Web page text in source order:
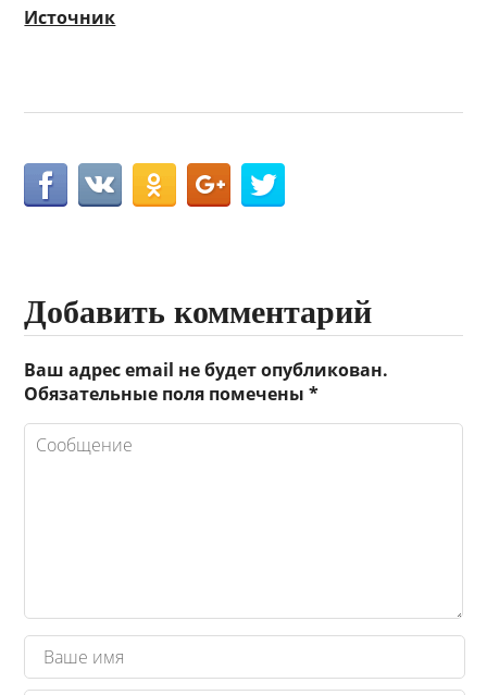
Источник
Добавить комментарий
Ваш адрес email не будет опубликован.
Обязательные поля помечены*